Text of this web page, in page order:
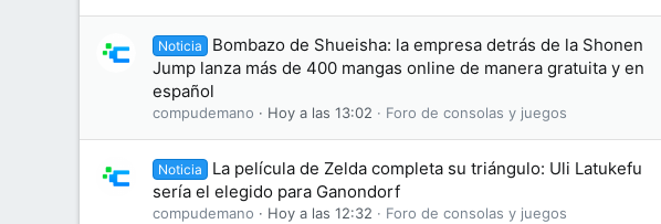
Noticia
Bombazo de Shueisha: la empresa detrás de la Shonen
Jump lanza más de 400 mangas online de manera gratuita y en
español
compudemano Hoy a las 13:02 Foro de consolas y juegos
Noticia
La película de Zelda completa su triángulo: Uli Latukefu
sería el elegido para Ganondorf
compudemano Hoy a las 12:32 Foro de consolas y juegos